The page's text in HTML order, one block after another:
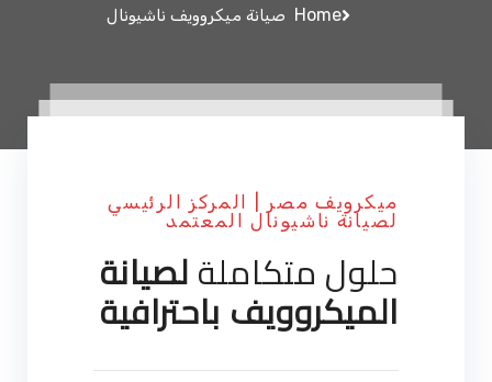
Home صيانة ميكروويف ناشيونال
ميكرويف مصر | المركز الرئيسي
لصيانة ناشيونال المعتمد
حلول متكاملةلصيانة
الميكروويف باحترافية